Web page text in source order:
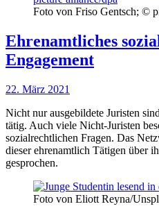
Foto von Friso Gentsch; ©
Ehrenamtliches
Engagement
22. März 2021
Nicht nur ausgebildete Juristen
tätig. Auch viele Nicht-Juristen
sozialrechtlichen Fragen. Das
dieser ehrenamtlich Tätigen über
gesprochen.
Foto von Eliott Reyna/